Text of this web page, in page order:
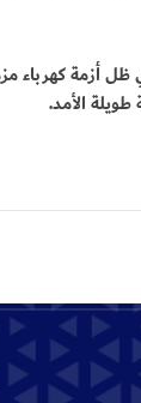
ظل أزمة كهرباء
الأمد.